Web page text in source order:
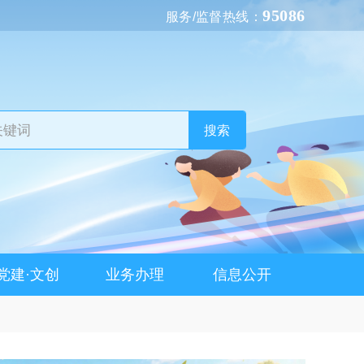
服务/监督热线：95086
搜索
建·文创 业务办理 信息公开